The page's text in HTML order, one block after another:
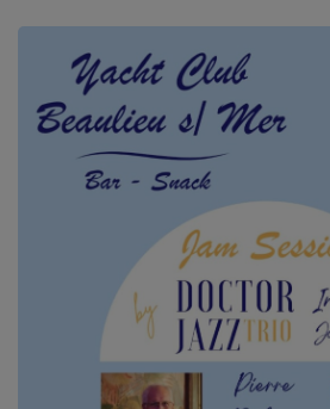
EMISSIONS
LIVE DJ
EQUIPES
CONTACT
Team Building Radio
CÔTE D'AZUR